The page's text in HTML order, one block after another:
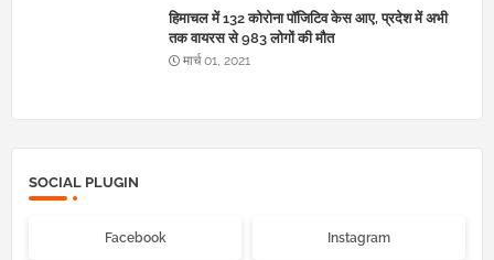
हिमाचल में 132 कोरोना पॉजिटिव केस आए, प्रदेश में अभी
तक वायरस से 983 लोगों की मौत
मार्च 01, 2021
SOCIAL PLUGIN
Facebook Instagram